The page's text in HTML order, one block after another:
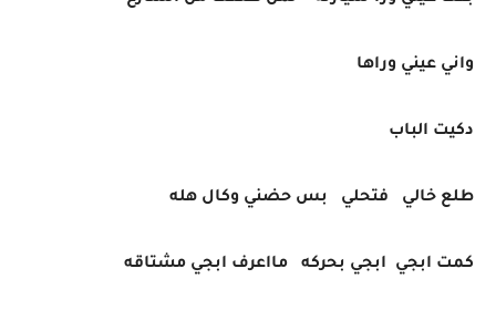
واني عيني وراها
دكيت الباب
طلع خالي فتحلي بس حضني وكال هله
كمت ابجي ابجي بحركه مااعرف ابجي مشتاقه